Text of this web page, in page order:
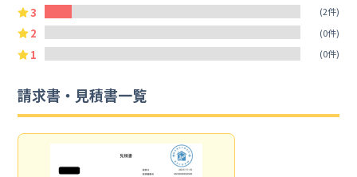
3 (2件)
2 (0件)
1 (0件)
請求書・見積書一覧